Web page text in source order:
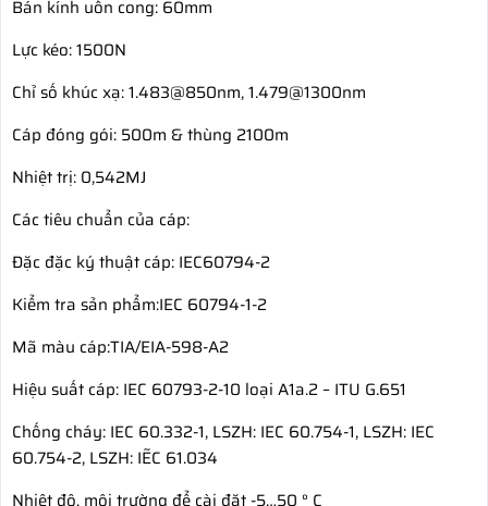
Bán kính uốn cong: 60mm
Lực kéo: 1500N
Chỉ số khúc xạ: 1.483@850nm, 1.479@1300nm
Cáp đóng gói: 500m & thùng 2100m
Nhiệt trị: 0,542MJ
Các tiêu chuẩn của cáp:
Đặc đặc ký thuật cáp: IEC60794-2
Kiểm tra sản phẩm:IEC 60794-1-2
Mã màu cáp:TIA/EIA-598-A2
Hiệu suất cáp: IEC 60793-2-10 loại A1a.2 – ITU G.651
Chống cháy: IEC 60.332-1, LSZH: IEC 60.754-1, LSZH: IEC
60.754-2, LSZH: IẼC 61.034
Nhiệt độ, môi trường để cài đặt -5…50 ° C